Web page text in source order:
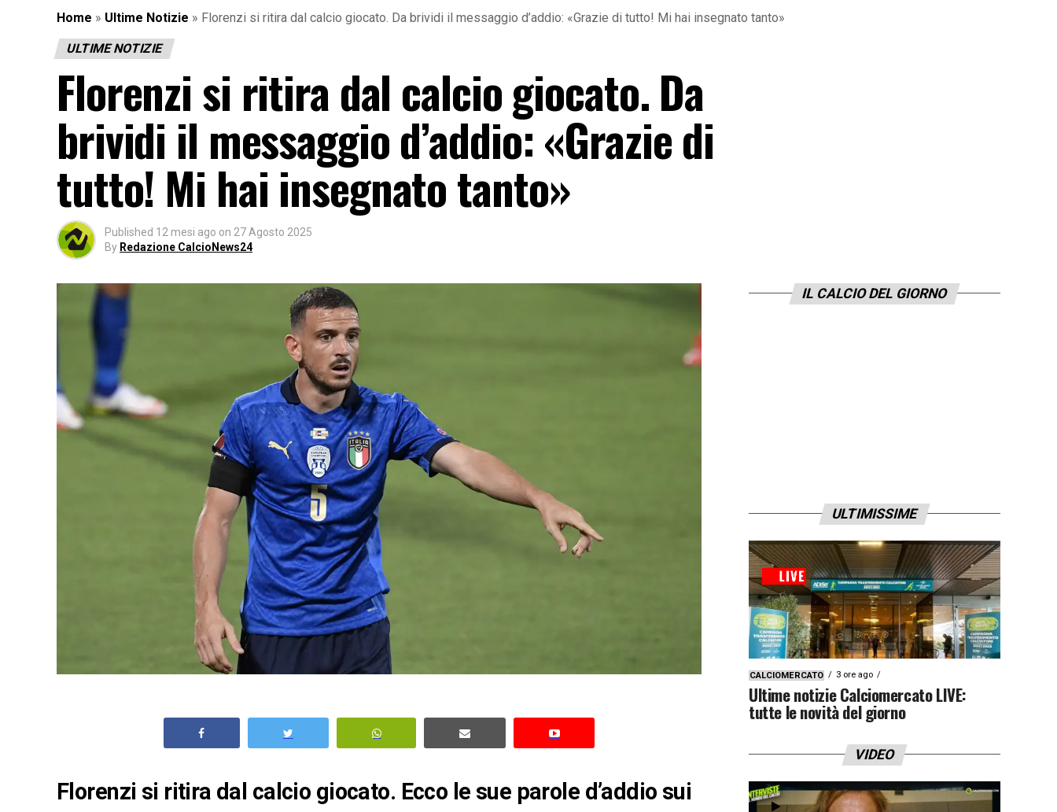
Home » Ultime Notizie » Florenzi si ritira dal calcio giocato. Da brividi il messaggio d’addio: «Grazie di tutto! Mi hai insegnato tanto»
ULTIME NOTIZIE
Florenzi si ritira dal calcio giocato. Da
brividi il messaggio d’addio: «Grazie di
tutto! Mi hai insegnato tanto»
Published 12 mesi ago on 27 Agosto 2025
By Redazione CalcioNews24
Florenzi si ritira dal calcio giocato. Ecco le sue parole d’addio sui
IL CALCIO DEL GIORNO
ULTIMISSIME
CALCIOMERCATO 3 ore ago
Ultime notizie Calciomercato LIVE:
tutte le novità del giorno
VIDEO